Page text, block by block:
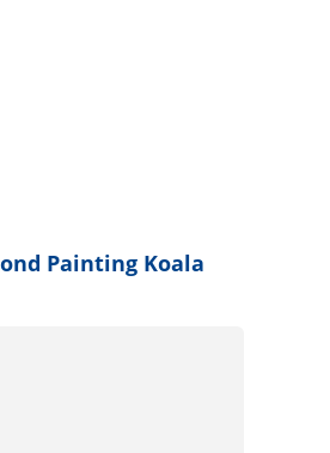
Painting Koala